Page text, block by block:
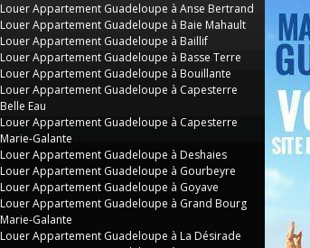
Louer Appartement Guadeloupe à Anse Bertrand
Louer Appartement Guadeloupe à Baie Mahault
Louer Appartement Guadeloupe à Baillif
Louer Appartement Guadeloupe à Basse Terre
Louer Appartement Guadeloupe à Bouillante
Louer Appartement Guadeloupe à Capesterre
Belle Eau
Louer Appartement Guadeloupe à Capesterre
Marie-Galante
Louer Appartement Guadeloupe à Deshaies
Louer Appartement Guadeloupe à Gourbeyre
Louer Appartement Guadeloupe à Goyave
Louer Appartement Guadeloupe à Grand Bourg
Marie-Galante
Louer Appartement Guadeloupe à La Désirade